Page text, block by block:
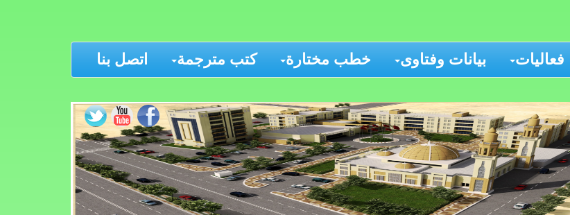
فعاليات بيانات وفتاوى خطب مختارة كتب مترجمة اتصل بنا